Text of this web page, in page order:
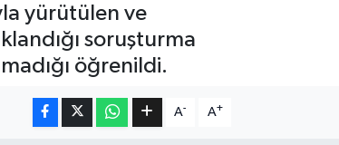
yürütülen ve
soruşturma
öğrenildi.
A- A+